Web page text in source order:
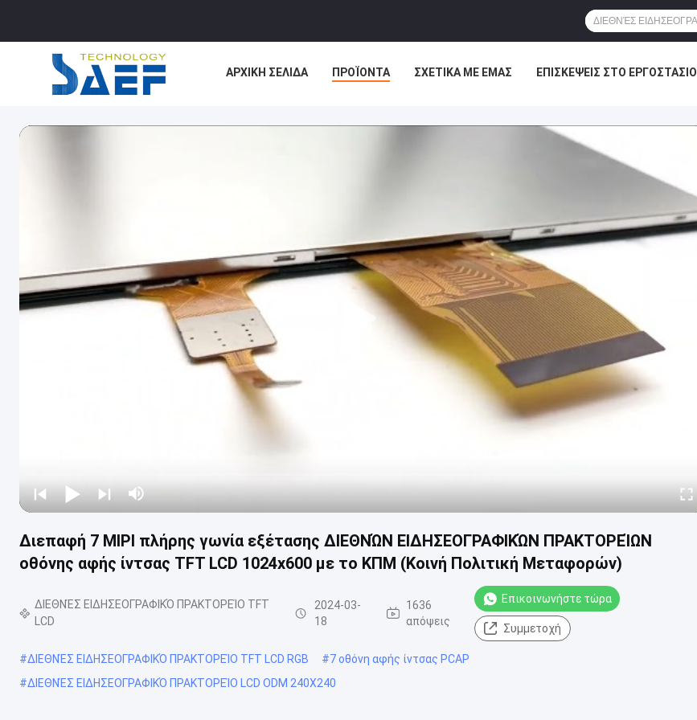
ΑΡΧΙΚΉ ΣΕΛΊΔΑ ΠΡΟΪΌΝΤΑ ΣΧΕΤΙΚΆ ΜΕ ΕΜΆΣ ΕΠΙΣΚΈΨΕΙΣ ΣΤΟ ΕΡΓΟΣΤΆΣΙΟ
Διεπαφή 7 MIPI πλήρης γωνία εξέτασης ΔΙΕΘΝΏΝ ΕΙΔΗΣΕΟΓΡΑΦΙΚΏΝ ΠΡΑΚΤΟΡΕΊΩΝ
οθόνης αφής ίντσας TFT LCD 1024x600 με το ΚΠΜ (Κοινή Πολιτική Μεταφορών)
ΔΙΕΘΝΈΣ ΕΙΔΗΣΕΟΓΡΑΦΙΚΌ ΠΡΑΚΤΟΡΕΊΟ TFT
LCD
2024-03-
18
1636
απόψεις
Επικοινωνήστε τώρα
Συμμετοχή
#ΔΙΕΘΝΈΣ ΕΙΔΗΣΕΟΓΡΑΦΙΚΌ ΠΡΑΚΤΟΡΕΊΟ TFT LCD RGB #7 οθόνη αφής ίντσας PCAP
#ΔΙΕΘΝΈΣ ΕΙΔΗΣΕΟΓΡΑΦΙΚΌ ΠΡΑΚΤΟΡΕΊΟ LCD ODM 240X240